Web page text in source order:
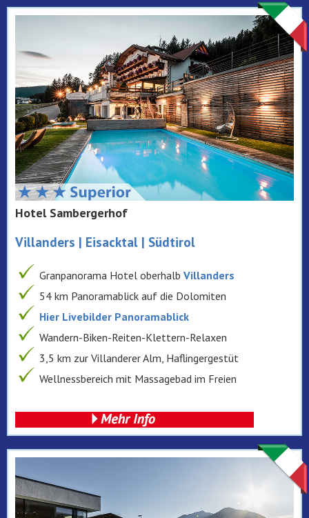
Hotel Sambergerhof
Villanders | Eisacktal | Südtirol
Granpanorama Hotel oberhalb Villanders
54 km Panoramablick auf die Dolomiten
Hier Livebilder Panoramablick
Wandern-Biken-Reiten-Klettern-Relaxen
3,5 km zur Villanderer Alm, Haflingergestüt
Wellnessbereich mit Massagebad im Freien